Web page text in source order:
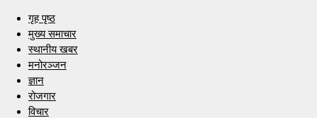
गृह पृष्ठ
मुख्य समाचार
स्थानीय खबर
मनोरञ्जन
ज्ञान
रोजगार
विचार